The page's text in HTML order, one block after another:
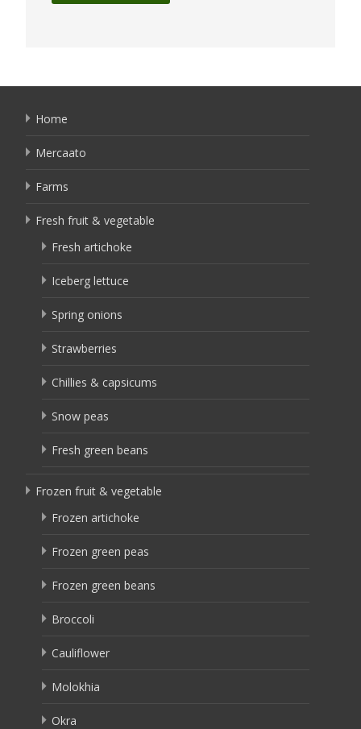
Home
Mercaato
Farms
Fresh fruit & vegetable
Fresh artichoke
Iceberg lettuce
Spring onions
Strawberries
Chillies & capsicums
Snow peas
Fresh green beans
Frozen fruit & vegetable
Frozen artichoke
Frozen green peas
Frozen green beans
Broccoli
Cauliflower
Molokhia
Okra